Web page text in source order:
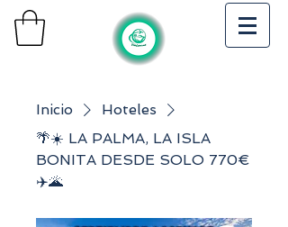
Inicio
Hoteles
🌴☀️ LA PALMA, LA ISLA
BONITA DESDE SOLO 770€
✈️🌋